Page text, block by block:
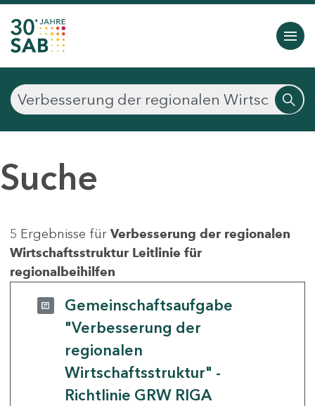
Suche
5 Ergebnisse für Verbesserung der regionalen
Wirtschaftsstruktur Leitlinie für
regionalbeihilfen
Gemeinschaftsaufgabe
"Verbesserung der
regionalen
Wirtschaftsstruktur" -
Richtlinie GRW RIGA